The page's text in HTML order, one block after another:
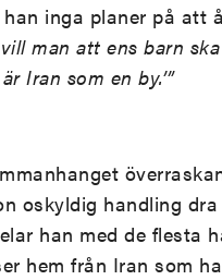
inga planer på att
man att ens barn
Iran som en by.’”
oskyldig handling
han med de flesta
hem från Iran som